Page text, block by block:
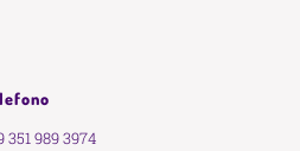
351 989 3974